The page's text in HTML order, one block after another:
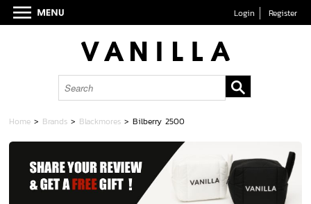
Login Register
Home > Brands > Blackmores >Bilberry 2500